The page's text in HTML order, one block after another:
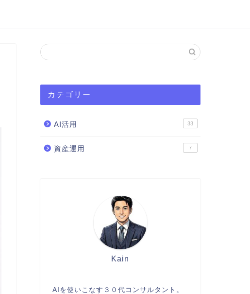
カテゴリー
AI活用 33
資産運用 7
Kain
AIを使いこなす３０代コンサルタント。